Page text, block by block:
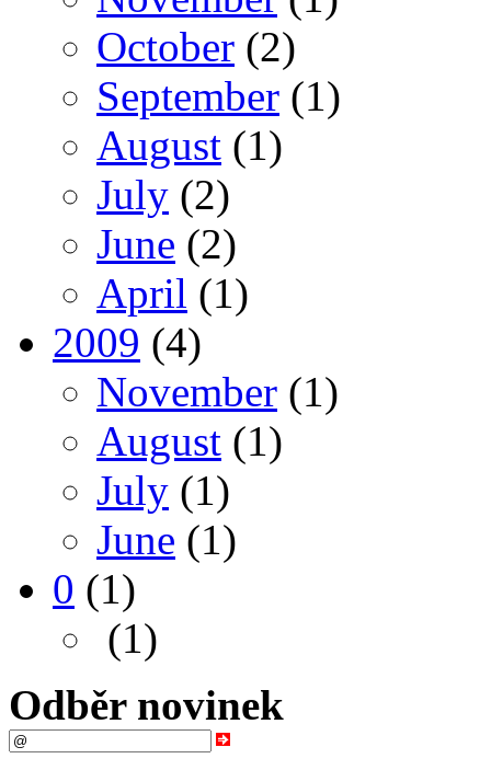
October (2)
September (1)
August (1)
July (2)
June (2)
April (1)
2009 (4)
November (1)
August (1)
July (1)
June (1)
0 (1)
(1)
Odběr novinek